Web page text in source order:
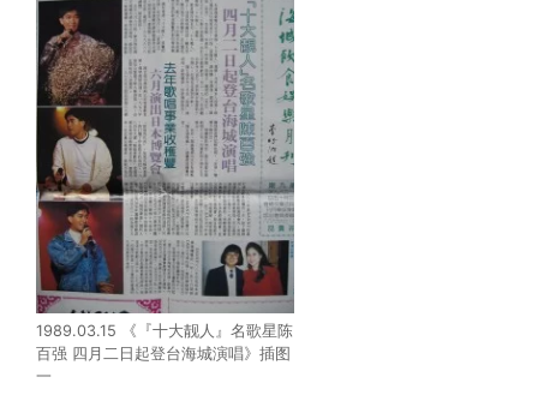
1989.03.15 《『十大靓人』名歌星陈
百强 四月二日起登台海城演唱》插图
一